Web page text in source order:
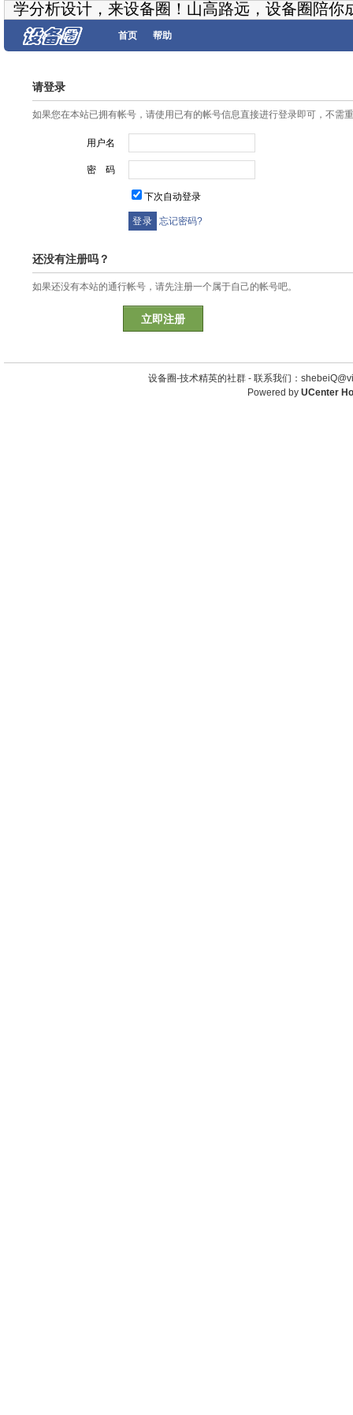
学分析设计，来设备圈！山高路远，设备圈陪你
首页 帮助
请登录
如果您在本站已拥有帐号，请使用已有的帐号信息直接进行登录即可，不需
用户名
密 码
下次自动登录
忘记密码?
还没有注册吗？
如果还没有本站的通行帐号，请先注册一个属于自己的帐号吧。
立即注册
设备圈-技术精英的社群 - 联系我们：
Powered by UCenter